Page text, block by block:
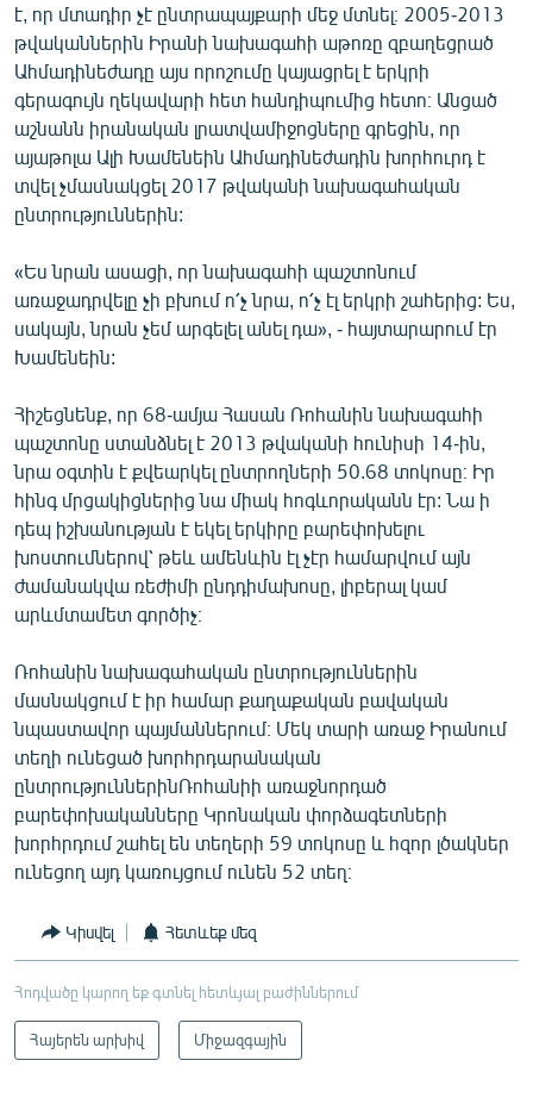
է, որ մտադիր չէ ընտրապայքարի մեջ մտնել։ 2005-2013
թվականներին Իրանի նախագահի աթոռը զբաղեցրած
Ահմադինեժադը այս որոշումը կայացրել է երկրի
գերագույն ղեկավարի հետ հանդիպումից հետո։ Անցած
աշնանն իրանական լրատվամիջոցները գրեցին, որ
այաթոլա Ալի Խամենեին Ահմադինեժադին խորհուրդ է
տվել չմասնակցել 2017 թվականի նախագահական
ընտրություններին:
«Ես նրան ասացի, որ նախագահի պաշտոնում
առաջադրվելը չի բխում ո՛չ նրա, ո՛չ էլ երկրի շահերից: Ես,
սակայն, նրան չեմ արգելել անել դա», - հայտարարում էր
Խամենեին:
Հիշեցնենք, որ 68-ամյա Հասան Ռոհանին նախագահի
պաշտոնը ստանձնել է 2013 թվականի հունիսի 14-ին,
նրա օգտին է քվեարկել ընտրողների 50.68 տոկոսը։ Իր
հինգ մրցակիցներից նա միակ հոգևորականն էր: Նա ի
դեպ իշխանության է եկել երկիրը բարեփոխելու
խոստումներով՝ թեև ամենևին էլ չէր համարվում այն
ժամանակվա ռեժիմի ընդդիմախոսը, լիբերալ կամ
արևմտամետ գործիչ։
Ռոհանին նախագահական ընտրություններին
մասնակցում է իր համար քաղաքական բավական
նպաստավոր պայմաններում։ Մեկ տարի առաջ Իրանում
տեղի ունեցած խորհրդարանական
ընտրություններինՌոհանիի առաջնորդած
բարեփոխականները Կրոնական փորձագետների
խորհրդում շահել են տեղերի 59 տոկոսը և հզոր լծակներ
ունեցող այդ կառույցում ունեն 52 տեղ։
Կիսվել Հետևեք մեզ
Հոդվածը կարող եք գտնել հետևյալ բաժիններում
Հայերեն արխիվ Միջազգային